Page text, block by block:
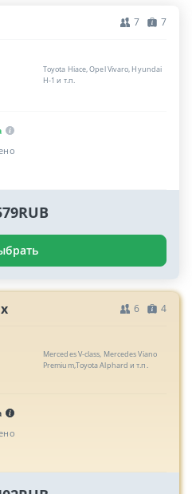
7 7
Toyota Hiace, Opel Vivaro, Hyundai
H-1 и т.п.
6 4
Mercedes V-class, Mercedes Viano
Premium,Toyota Alphard и т.п.